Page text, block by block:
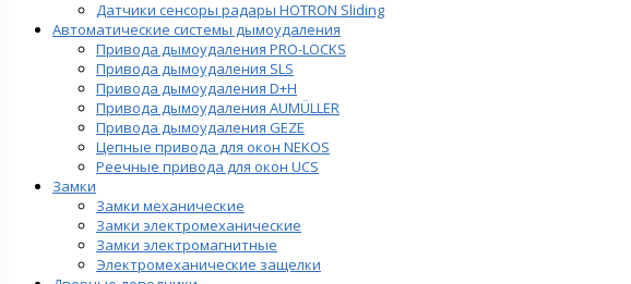
Датчики сенсоры радары HOTRON Sliding
Автоматические системы дымоудаления
Привода дымоудаления PRO-LOCKS
Привода дымоудаления SLS
Привода дымоудаления D+H
Привода дымоудаления AUMÜLLER
Привода дымоудаления GEZE
Цепные привода для окон NEKOS
Реечные привода для окон UСS
Замки
Замки механические
Замки электромеханические
Замки электромагнитные
Электромеханические защелки